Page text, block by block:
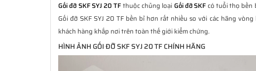
Gối đỡ SKF SYJ 20 TFthuộc chủng loạiGối đỡ SKFcó tuổi thọ bền
Gối đỡ SKF SYJ 20 TF bền bỉ hơn rất nhiều so với các hãng
khách hàng khắp nơi trên toàn thế giới kiểm chứng.
HÌNH ẢNH GỐI ĐỠ SKF SYJ 20 TF CHÍNH HÃNG